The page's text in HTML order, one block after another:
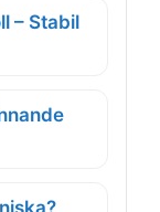
– Stabil